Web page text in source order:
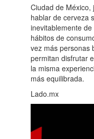
Ciudad de
hablar de cerveza
inevitablemente
hábitos de
vez más personas
permitan disfrutar
la misma
más equilibrada.
Lado.mx